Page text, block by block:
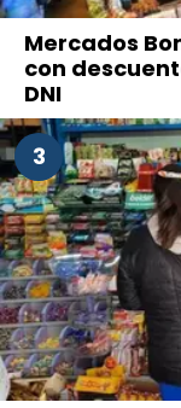
Mercados
con
DNI
3